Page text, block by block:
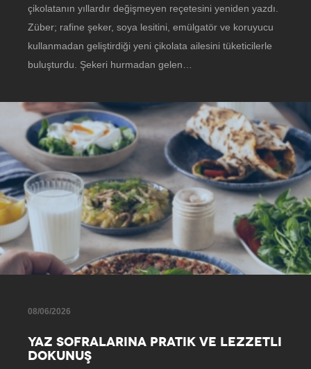
çikolatanın yıllardır değişmeyen reçetesini yeniden yazdı.
Züber; rafine şeker, soya lesitini, emülgatör ve koruyucu
kullanmadan geliştirdiği yeni çikolata ailesini tüketicilerle
buluşturdu. Şekeri hurmadan gelen…
08/06/2026
YAZ SOFRALARINA PRATIK VE LEZZETLI
DOKUNUŞ